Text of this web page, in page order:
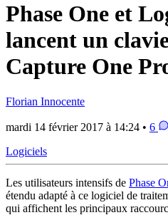
Phase One et
lancent un
Capture One
Florian Innocente
mardi 14 février 2017 à 14:24 • 6
Logiciels
Les utilisateurs intensifs de Phase
étendu adapté à ce logiciel de
qui affichent les principaux